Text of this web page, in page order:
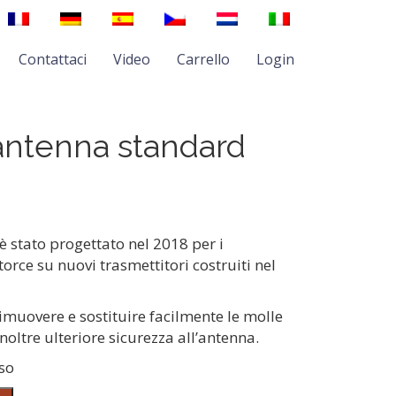
Contattaci Video Carrello Login
standard
stato progettato nel 2018 per i
su nuovi trasmettitori costruiti nel
e sostituire facilmente le molle
ulteriore sicurezza all’antenna.